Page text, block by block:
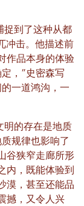
捉到了这种从都
冲击。他描述前
作品本身的体验
，”史密森写
一道鸿沟，一
明的存在是地质
规律也影响了
谷狭窄走廊所形
内，既能体验到
漠，甚至还能品
撼，又令人兴